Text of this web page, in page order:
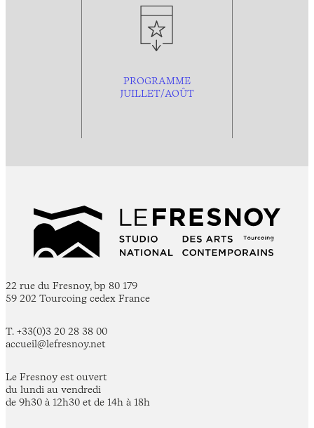
PROGRAMME
JUILLET/AOÛT
22 rue du Fresnoy, bp 80 179
59 202 Tourcoing cedex France
T. +33(0)3 20 28 38 00
accueil@lefresnoy.net
Le Fresnoy est ouvert
du lundi au vendredi
de 9h30 à 12h30 et de 14h à 18h